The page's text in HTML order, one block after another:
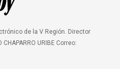
de la V Región. Director
URIBE Correo: